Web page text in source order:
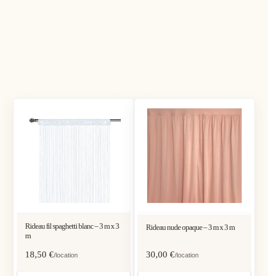
Rideau fil spaghetti blanc – 3 m x 3
m
18,50€/location
Rideau nude opaque – 3 m x 3 m
30,00 €/location